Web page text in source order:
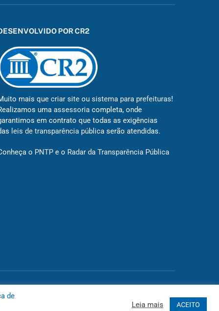
POR CR2
mais que criar siteou sistema para prefeituras!
uma assessoria completa, onde
em contrato que todas as exigências
leis de transparência pública serão atendidas.
o PNTPe o Radar da Transparência Pública
de
Leia mais ACEITO